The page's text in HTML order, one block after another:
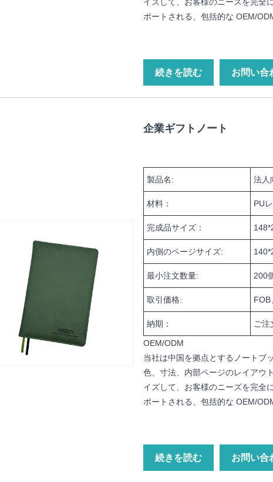
ポートされる、包括的な OEM/
続きを読む お問い合
企業ギフトノート
製品名: 法人
材料： PU
完成品サイズ：
内側のページサイズ:
最小注文数量: 200
取引価格: FOB
納期： ご注
OEM/ODM
当社は中国を拠点とするノートブ
色、寸法、内部ページのレイアウ
イズして、お客様のニーズを完全
ポートされる、包括的な OEM/
続きを読む お問い合